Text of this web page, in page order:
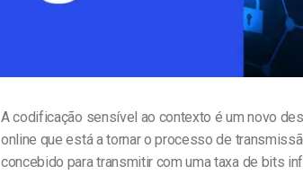
A codificação sensível ao contexto é um novo
online que está a tornar o processo de
concebido para transmitir com uma taxa de bits